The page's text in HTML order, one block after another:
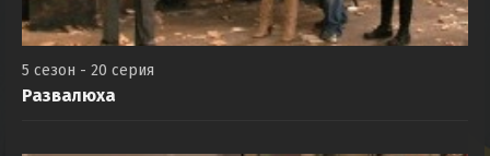
5 сезон - 20 серия
Развалюха